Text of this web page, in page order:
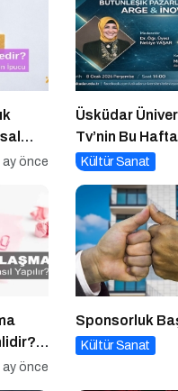
ay önce
Üsküdar
Tv’nin Bu
Konuğu Mürsel
Kültür Sanat
ay önce
Sponsorluk
Kültür Sanat